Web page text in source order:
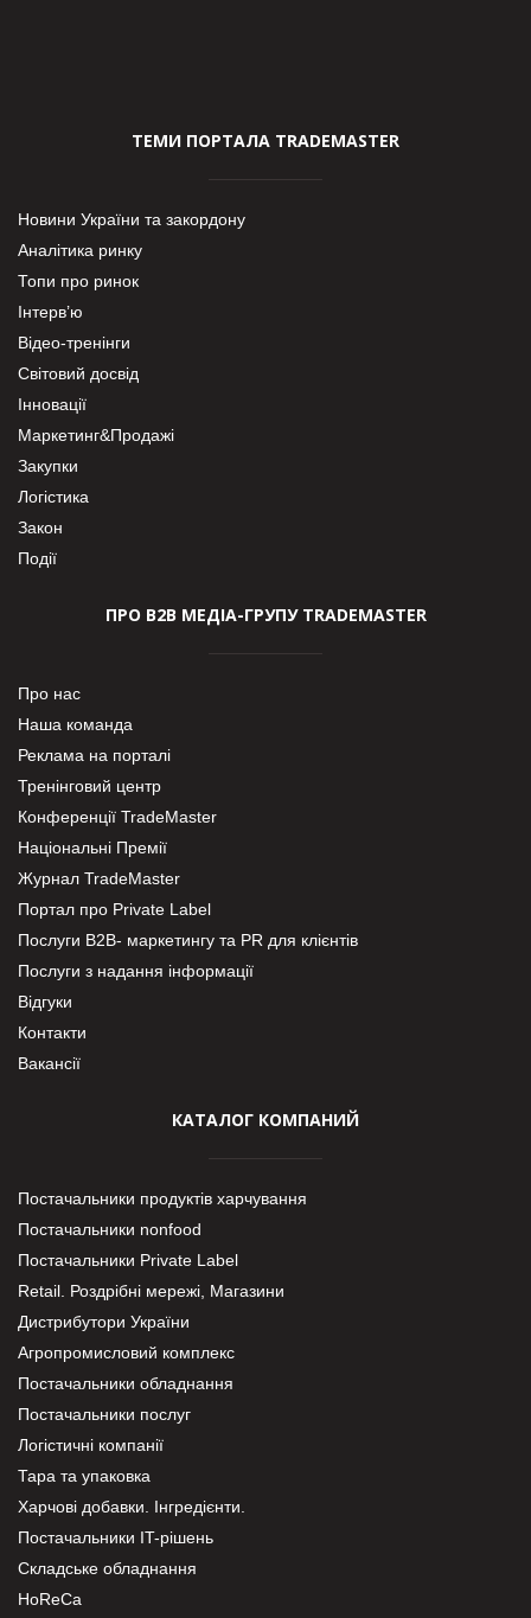
ТЕМИ ПОРТАЛА TRADEMASTER
Новини України та закордону
Аналітика ринку
Топи про ринок
Інтерв’ю
Відео-тренінги
Світовий досвід
Інновації
Маркетинг&Продажі
Закупки
Логістика
Закон
Події
ПРО В2В МЕДІА-ГРУПУ TRADEMASTER
Про нас
Наша команда
Реклама на порталі
Тренінговий центр
Конференції TradeMaster
Національні Премії
Журнал TradeMaster
Портал про Private Label
Послуги В2В- маркетингу та PR для клієнтів
Послуги з надання інформації
Відгуки
Контакти
Вакансії
КАТАЛОГ КОМПАНИЙ
Постачальники продуктів харчування
Постачальники nonfood
Постачальники Private Label
Retail. Роздрібні мережі, Магазини
Дистрибутори України
Агропромисловий комплекс
Постачальники обладнання
Постачальники послуг
Логістичні компанії
Тара та упаковка
Харчові добавки. Інгредієнти.
Постачальники IT-рішень
Складське обладнання
HoReCa